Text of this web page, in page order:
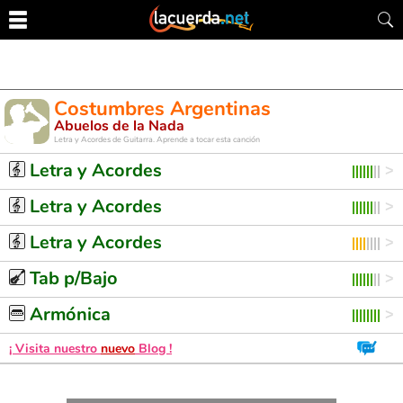
Costumbres Argentinas
Abuelos de la Nada
Letra y Acordes de Guitarra. Aprende a tocar esta canción
Letra y Acordes
Letra y Acordes
Letra y Acordes
Tab p/Bajo
Armónica
¡ Visita nuestro nuevo Blog !